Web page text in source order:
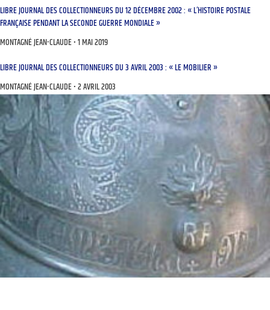
LIBRE JOURNAL DES COLLECTIONNEURS DU 12 DÉCEMBRE 2002 : « L’HISTOIRE POSTALE
FRANÇAISE PENDANT LA SECONDE GUERRE MONDIALE »
MONTAGNÉ JEAN-CLAUDE 1 MAI 2019
LIBRE JOURNAL DES COLLECTIONNEURS DU 3 AVRIL 2003 : « LE MOBILIER »
MONTAGNÉ JEAN-CLAUDE 2 AVRIL 2003